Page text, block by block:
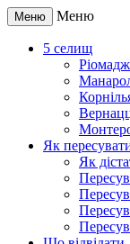
Меню Меню
5 селищ
Як
Як